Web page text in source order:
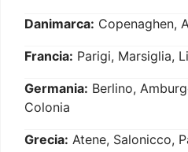
Danimarca: Copenaghen,
Francia: Parigi, Marsiglia,
Germania: Berlino,
Colonia
Grecia: Atene, Salonicco,